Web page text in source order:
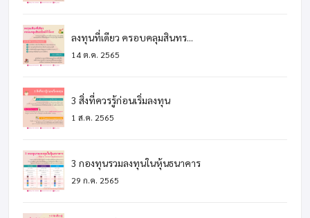
ลงทุนที่เดียว ครอบคลุมสินทร...
14 ต.ค. 2565
3 สิ่งที่ควรรู้ก่อนเริ่มลงทุน
1 ส.ค. 2565
3 กองทุนรวมลงทุนในหุ้นธนาคาร
29 ก.ค. 2565